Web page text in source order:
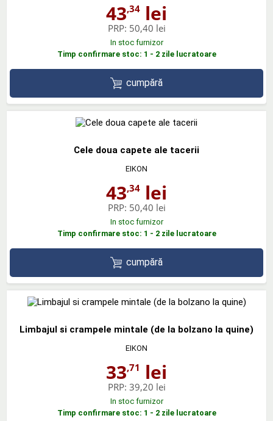
43,34 lei
PRP: 50,40 lei
In stoc furnizor
Timp confirmare stoc: 1 - 2 zile lucratoare
cumpără
Cele doua capete ale tacerii
EIKON
43,34 lei
PRP: 50,40 lei
In stoc furnizor
Timp confirmare stoc: 1 - 2 zile lucratoare
cumpără
Limbajul si crampele mintale (de la bolzano la quine)
EIKON
33,71 lei
PRP: 39,20 lei
In stoc furnizor
Timp confirmare stoc: 1 - 2 zile lucratoare